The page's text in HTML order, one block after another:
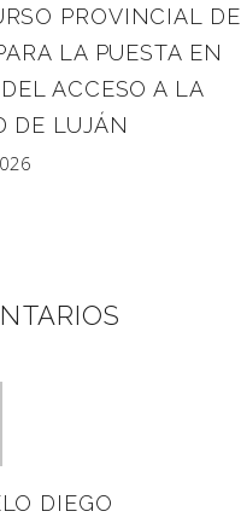
PROVINCIAL DE
LA PUESTA EN
ACCESO A LA
DE LUJÁN
DIEGO